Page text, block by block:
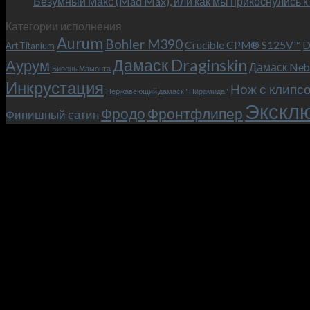
Категории исполнения
Art Titanium Aurum Bohler M390Crucible CPM® S125V™
Аурум Бивень Мамонта Дамаск Draginskin Дамаск
Инкрустация Нержавеющий дамаск "Пирамида" Нож с
Финишный сатин Фродо Фронтфлипер